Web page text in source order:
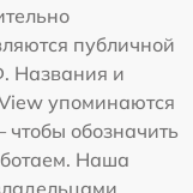
публичной
Названия и
упоминаются
обозначить
Наша